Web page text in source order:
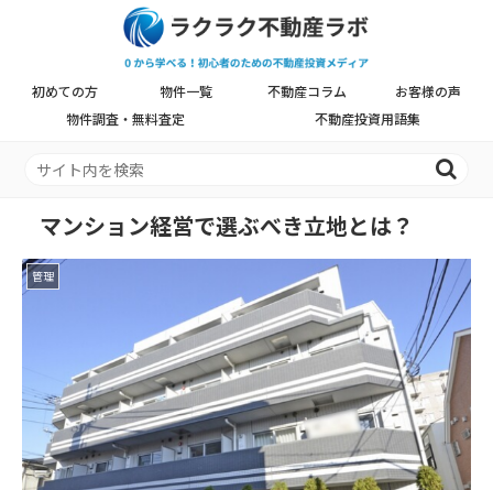
初めての方 物件一覧 不動産コラム
お客様の声
物件調査・無料査定
不動産投資用語集
マンション経営で選ぶべき立地とは？
管理